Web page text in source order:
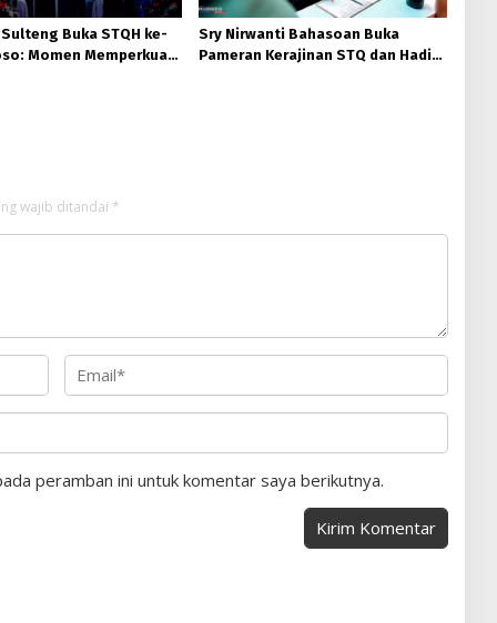
Buka STQH ke-
Momen Memperkuat
Sry Nirwanti Bahasoan Buka
Pameran Kerajinan STQ dan Hadits
wajib ditandai *
peramban ini untuk komentar saya berikutnya.